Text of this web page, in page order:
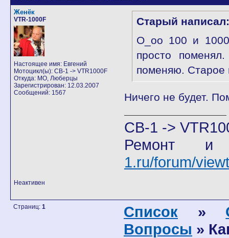
Женёк
VTR-1000F
Настоящее имя: Евгений
Мотоцикл(ы): CB-1 -> VTR1000F
Откуда: МО, Люберцы
Зарегистрирован: 12.03.2007
Сообщений: 1567
Старый написал:
О_оо 100 и
просто
поменяю. Старое
Ничего не будет.
CB-1 ->
Ремонт и
1.ru/forum/
Неактивен
Страниц: 1 Список »
Вопросы »